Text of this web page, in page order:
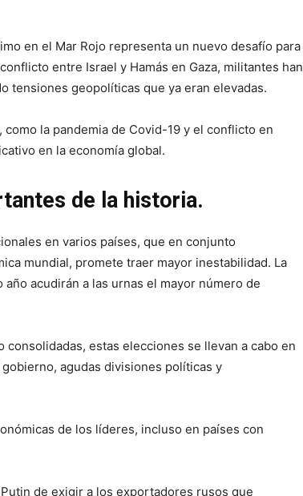
en el Mar Rojo representa un nuevo desafío para
entre Israel y Hamás en Gaza, militantes han
tensiones geopolíticas que ya eran elevadas.
la pandemia de Covid-19 y el conflicto en
en la economía global.
de la historia.
en varios países, que en conjunto
mundial, promete traer mayor inestabilidad. La
acudirán a las urnas el mayor número de
consolidadas, estas elecciones se llevan a cabo en
agudas divisiones políticas y
de los líderes, incluso en países con
de exigir a los exportadores rusos que